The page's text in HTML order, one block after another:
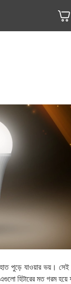
হাত পুড়ে যাওয়ার ভয়।
হিটারের মত গরম